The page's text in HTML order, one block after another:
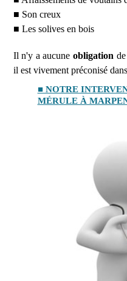
■ Son creux
■ Les solives en bois
Il n'y a aucuneobligation
il est vivement préconisé
■ NOTRE
MÉRULE À